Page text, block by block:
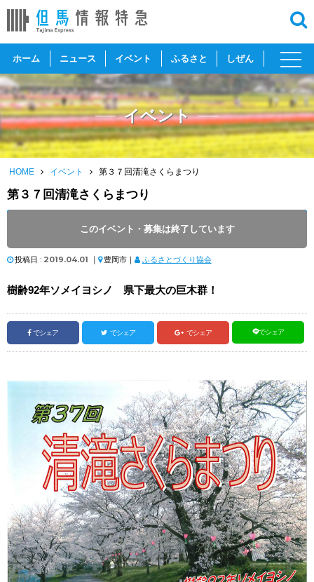
ホーム ニュース イベント ふるさと しぜん
toggle
イベント
HOME イベント 第３７回清滝さくらまつり
第３７回清滝さくらまつり
このイベント・募集は終了しています
投稿日 : 2019.04.01 ｜ 豊岡市｜ ふるさとづくり協会
樹齢92年ソメイヨシノ 県下最大の巨木群！
でシェア でシェア でシェア でシェア